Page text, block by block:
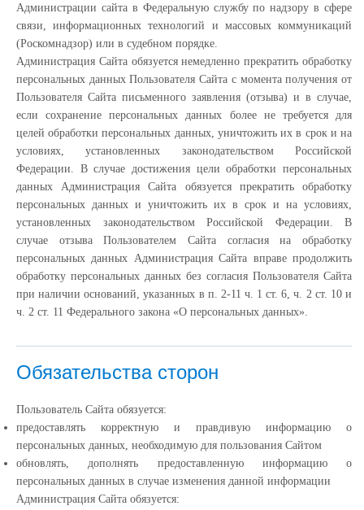
Администрации сайта в Федеральную службу по надзору в сфере
связи, информационных технологий и массовых коммуникаций
(Роскомнадзор) или в судебном порядке.
Администрация Сайта обязуется немедленно прекратить обработку
персональных данных Пользователя Сайта с момента получения от
Пользователя Сайта письменного заявления (отзыва) и в случае,
если сохранение персональных данных более не требуется для
целей обработки персональных данных, уничтожить их в срок и на
условиях, установленных законодательством Российской
Федерации. В случае достижения цели обработки персональных
данных Администрация Сайта обязуется прекратить обработку
персональных данных и уничтожить их в срок и на условиях,
установленных законодательством Российской Федерации. В
случае отзыва Пользователем Сайта согласия на обработку
персональных данных Администрация Сайта вправе продолжить
обработку персональных данных без согласия Пользователя Сайта
при наличии оснований, указанных в п. 2-11 ч. 1 ст. 6, ч. 2 ст. 10 и
ч. 2 ст. 11 Федерального закона «О персональных данных».
Обязательства сторон
Пользователь Сайта обязуется:
предоставлять корректную и правдивую информацию о
персональных данных, необходимую для пользования Сайтом
обновлять, дополнять предоставленную информацию о
персональных данных в случае изменения данной информации
Администрация Сайта обязуется: